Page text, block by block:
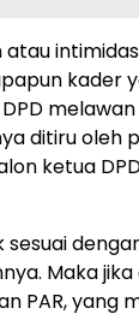
kader
ditiru oleh
ketua
Maka
PAR,